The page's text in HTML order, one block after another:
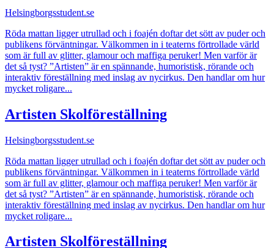
Helsingborgsstudent.se
Röda mattan ligger utrullad och i foajén doftar det sött av puder och
publikens förväntningar. Välkommen in i teaterns förtrollade värld
som är full av glitter, glamour och maffiga peruker! Men varför är
det så tyst? ”Artisten” är en spännande, humoristisk, rörande och
interaktiv föreställning med inslag av nycirkus. Den handlar om hur
mycket roligare...
Artisten Skolföreställning
Helsingborgsstudent.se
Röda mattan ligger utrullad och i foajén doftar det sött av puder och
publikens förväntningar. Välkommen in i teaterns förtrollade värld
som är full av glitter, glamour och maffiga peruker! Men varför är
det så tyst? ”Artisten” är en spännande, humoristisk, rörande och
interaktiv föreställning med inslag av nycirkus. Den handlar om hur
mycket roligare...
Artisten Skolföreställning